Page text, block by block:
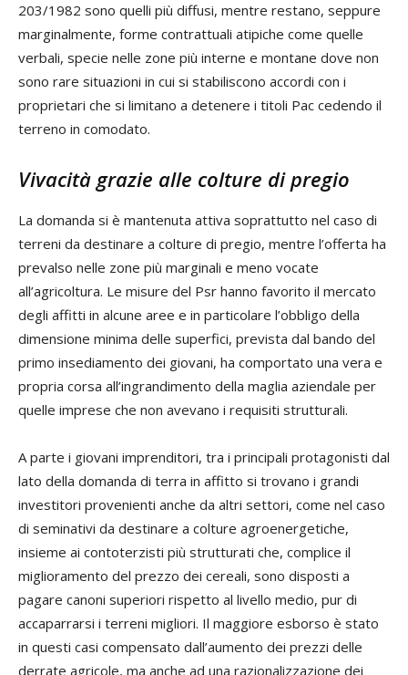
203/1982 sono quelli più diffusi, mentre restano, seppure
marginalmente, forme contrattuali atipiche come quelle
verbali, specie nelle zone più interne e montane dove non
sono rare situazioni in cui si stabiliscono accordi con i
proprietari che si limitano a detenere i titoli Pac cedendo il
terreno in comodato.
Vivacità grazie alle colture di pregio
La domanda si è mantenuta attiva soprattutto nel caso di
terreni da destinare a colture di pregio, mentre l’offerta ha
prevalso nelle zone più marginali e meno vocate
all’agricoltura. Le misure del Psr hanno favorito il mercato
degli affitti in alcune aree e in particolare l’obbligo della
dimensione minima delle superfici, prevista dal bando del
primo insediamento dei giovani, ha comportato una vera e
propria corsa all’ingrandimento della maglia aziendale per
quelle imprese che non avevano i requisiti strutturali.
A parte i giovani imprenditori, tra i principali protagonisti dal
lato della domanda di terra in affitto si trovano i grandi
investitori provenienti anche da altri settori, come nel caso
di seminativi da destinare a colture agroenergetiche,
insieme ai contoterzisti più strutturati che, complice il
miglioramento del prezzo dei cereali, sono disposti a
pagare canoni superiori rispetto al livello medio, pur di
accaparrarsi i terreni migliori. Il maggiore esborso è stato
in questi casi compensato dall’aumento dei prezzi delle
derrate agricole, ma anche ad una razionalizzazione dei